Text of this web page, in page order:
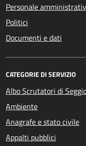
Personale
Politici
Documenti e dati
CATEGORIE DI SERVIZIO
Albo Scrutatori di
Ambiente
Anagrafe e stato civile
Appalti pubblici